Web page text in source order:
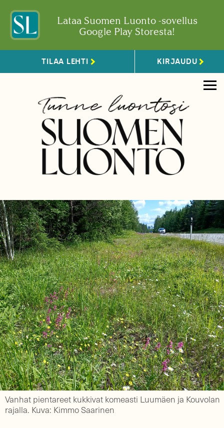
Lataa Suomen Luonto -sovellus
Google Play Storesta!
TILAA LEHTI KIRJAUDU
Vanhat pientareet kukkivat komeasti Luumäen ja Kouvolan
rajalla. Kuva: Kimmo Saarinen